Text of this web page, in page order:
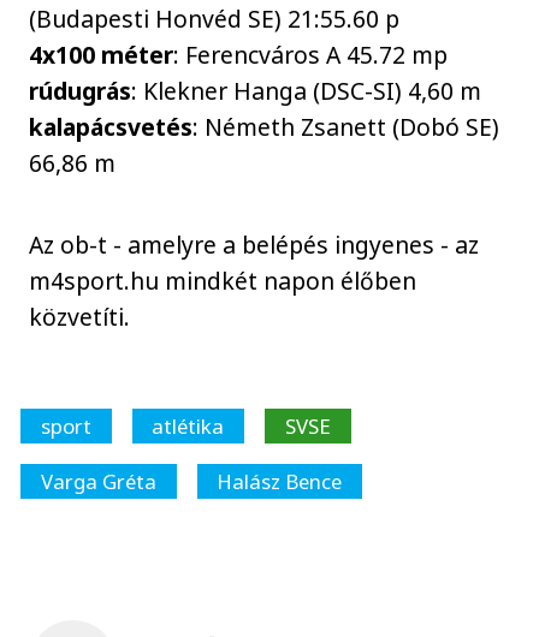
(Budapesti Honvéd SE) 21:55.60 p
4x100 méter: Ferencváros A 45.72 mp
rúdugrás: Klekner Hanga (DSC-SI) 4,60 m
kalapácsvetés: Németh Zsanett (Dobó SE)
66,86 m
Az ob-t - amelyre a belépés ingyenes - az
m4sport.hu mindkét napon élőben
közvetíti.
sport atlétika
SVSE
Varga Gréta
Halász Bence